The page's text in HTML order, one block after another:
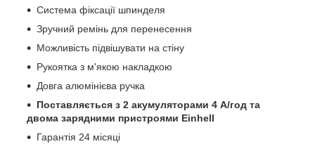
Система фіксації шпинделя
Зручний ремінь для перенесення
Можливість підвішувати на стіну
Рукоятка з м'якою накладкою
Довга алюмінієва ручка
Поставляється з 2 акумуляторами 4 А/год та
двома зарядними пристроями Einhell
Гарантія 24 місяці